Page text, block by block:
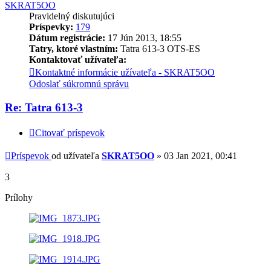
SKRAT5OO
Pravidelný diskutujúci
Príspevky: 179
Dátum registrácie: 17 Jún 2013, 18:55
Tatry, ktoré vlastním: Tatra 613-3 OTS-ES
Kontaktovať užívateľa:
Kontaktné informácie užívateľa - SKRAT5OO
Odoslať súkromnú správu
Re: Tatra 613-3
Citovať príspevok
Príspevok od užívateľa SKRAT5OO » 03 Jan 2021, 00:41
3
Prílohy